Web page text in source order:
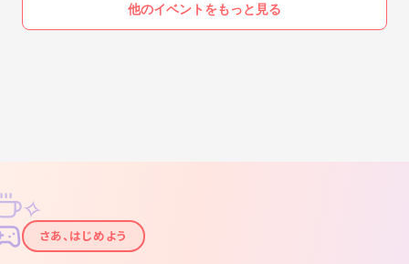
他のイベントをもっと見る
✦
✧
さあ、はじめよう